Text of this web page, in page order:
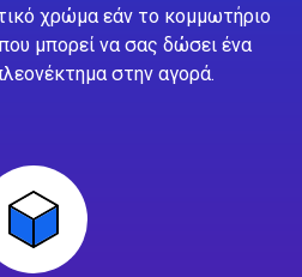
χρώμα εάν το κομμωτήριο
μπορεί να σας δώσει ένα
στην αγορά.